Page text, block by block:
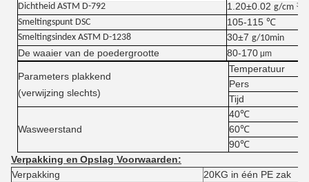
Dichtheid ASTM D-792 1.20±0.02 g/cm ³
Smeltingspunt DSC 105-115 ℃
Smeltingsindex ASTM D-1238 30±7 g/10min
De waaier van de poedergrootte 80-170 μm
Parameters plakkend
(verwijzing slechts)
Temperatuur
Pers
Tijd
Wasweerstand
40℃
60℃
90℃
Verpakking en Opslag Voorwaarden:
Verpakking
20KG in één PE zak